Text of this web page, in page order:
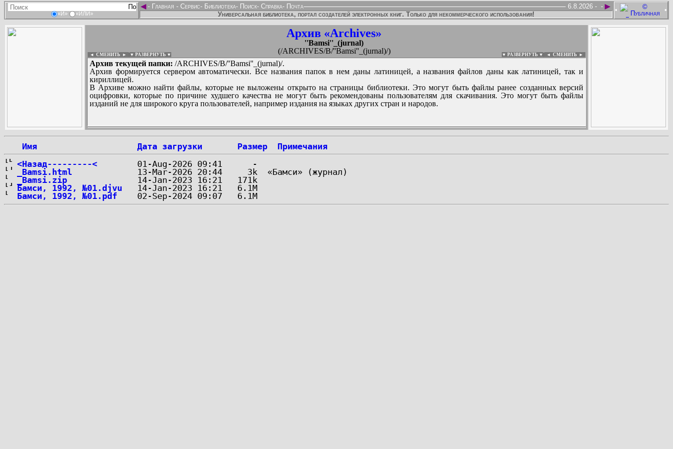
«И» «ИЛИ»
• •
◄ ►
- Главная - Сервис- Библиотека- Поиск- Справка- Почта -
6.8.2026 -
Универсальная библиотека, портал создателей электронных книг. Только для некоммерческого использования!
Архив «Archives»
''Bamsi''_(jurnal)
(/ARCHIVES/B/''Bamsi''_(jurnal)/)
◄ СМЕНИТЬ ► ▼ РАЗВЕРНУТЬ ▼ ▼ РАЗВЕРНУТЬ ▼ ◄ СМЕНИТЬ ►
Архив текущей папки: /ARCHIVES/B/''Bamsi''_(jurnal)/.
Архив формируется сервером автоматически. Все названия папок в нем даны латиницей, а названия файлов даны как латиницей, так и
кириллицей.
В Архиве можно найти файлы, которые не выложены открыто на страницы библиотеки. Это могут быть файлы ранее созданных версий
оцифровки, которые по причине худшего качества не могут быть рекомендованы пользователям для скачивания. Это могут быть файлы
изданий не для широкого круга пользователей, например издания на языках других стран и народов.
:
...
Имя Дата загрузки Размер
Примечания
<Назад---------<
_Bamsi.html
_Bamsi.zip
Бамси, 1992, №01.djvu
Бамси, 1992, №01.pdf